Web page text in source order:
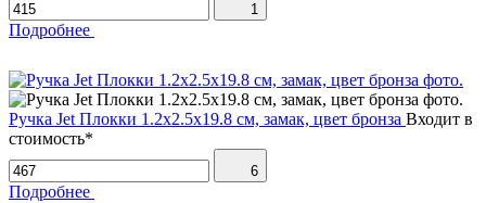
1
Подробнее
Ручка Jet Плокки 1.2х2.5х19.8 см, замак, цвет бронза Входит в
стоимость*
6
Подробнее